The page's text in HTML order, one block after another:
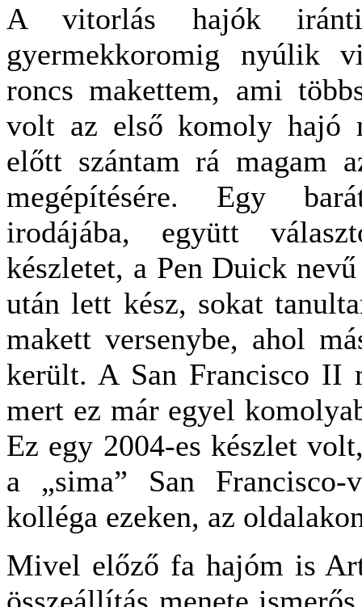
A vitorlás hajók iránti
gyermekkoromig nyúlik
roncs makettem, ami
volt az első komoly hajó
előtt szántam rá magam
megépítésére. Egy
irodájába, együtt
készletet, a Pen Duick
után lett kész, sokat
makett versenybe, ahol
került. A San Francisco II
mert ez már egyel
Ez egy 2004-es készlet
a „sima” San
kolléga ezeken, az
Mivel előző fa hajóm is